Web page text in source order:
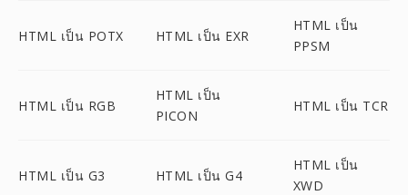
HTML เป็น POTX HTML เป็น EXR
HTML เป็น
PPSM
HTML เป็น RGB
HTML เป็น
PICON
HTML เป็น TCR
HTML เป็น G3 HTML เป็น G4
HTML เป็น
XWD